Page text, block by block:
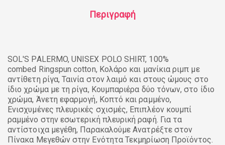
Περιγραφή
SOL'S PALERMO, UNISEX POLO SHIRT, 100%
combed Ringspun cotton, Κολάρο και μανίκια ριμπ με
αντίθετη ρίγα, Ταινία στον λαιμό και στους ώμους στο
ίδιο χρώμα με τη ρίγα, Κουμπαριέρα δύο τόνων, στο ίδιο
χρώμα, Άνετη εφαρμογή, Κοπτό και ραμμένο,
Ενισχυμένες πλευρικές σχισμές, Επιπλέον κουμπί
ραμμένο στην εσωτερική πλευρική ραφή. Για τα
αντίστοιχα μεγέθη, Παρακαλούμε Ανατρέξτε στον
Πίνακα Μεγεθών στην Ενότητα Τεκμηρίωση Προϊόντος.